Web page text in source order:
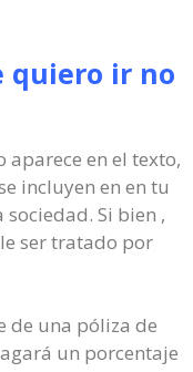
quiero ir no
aparece en el texto,
incluyen en en tu
Si bien ,
ser tratado por
de una póliza de
un porcentaje